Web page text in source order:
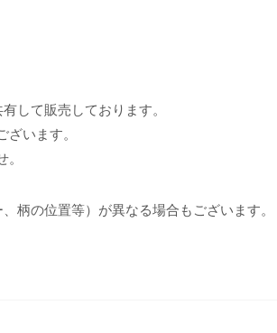
して販売しております。
います。
柄の位置等）が異なる場合もございます。